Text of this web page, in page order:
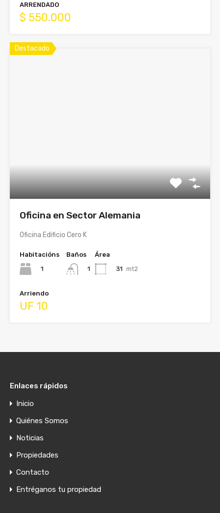
ARRENDADO
$ 550.000
Destacado
Oficina en Sector Alemania
Oficina Edificio Cero K
Habitacións
1
Baños
1
Área
31 mt2
Arriendo
UF 10
Enlaces rápidos
Inicio
Quiénes Somos
Noticias
Propiedades
Contacto
Entréganos tu propiedad